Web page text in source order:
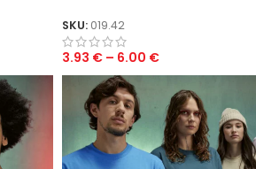
SKU: 019.42
3.93 € – 6.00 €